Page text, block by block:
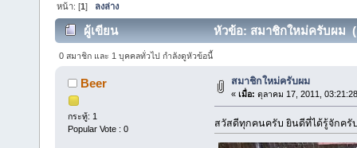
หน้า: [1] ลงล่าง
ผู้เขียน หัวข้อ: สมาชิกใหม่ครับผม (
0 สมาชิก และ 1 บุคคลทั่วไป กำลังดูหัวข้อนี้
Beer
กระทู้: 1
Popular Vote : 0
สมาชิกใหม่ครับผม
« เมื่อ: ตุลาคม 17, 2011,
สวัสดีทุกคนครับ ยินดีที่ได้รู้จักครั